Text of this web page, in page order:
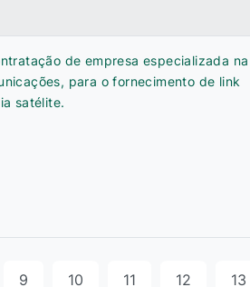
de empresa especializada na
para o fornecimento de link
satélite.
9 10 11 12 13